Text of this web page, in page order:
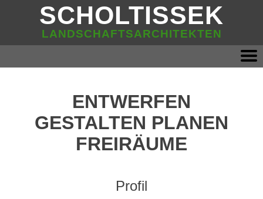
SCHOLTISSEK
LANDSCHAFTSARCHITEKTEN
ENTWERFEN
GESTALTEN PLANEN
FREIRÄUME
Profil